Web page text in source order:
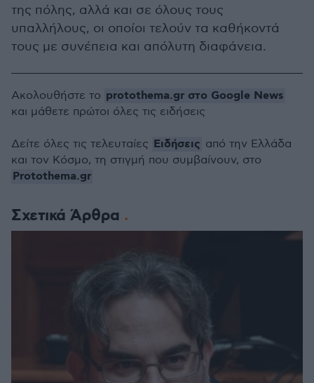
της πόλης, αλλά και σε όλους τους
υπαλλήλους, οι οποίοι τελούν τα καθήκοντά
τους με συνέπεια και απόλυτη διαφάνεια.
Σχετικά Άρθρα
Ακολουθήστε το protothema.gr στο Google News
και μάθετε πρώτοι όλες τις ειδήσεις
Δείτε όλες τις τελευταίες Ειδήσεις από την Ελλάδα
και τον Κόσμο, τη στιγμή που συμβαίνουν, στο
Protothema.gr